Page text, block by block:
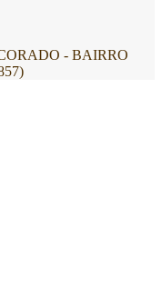
- BAIRRO